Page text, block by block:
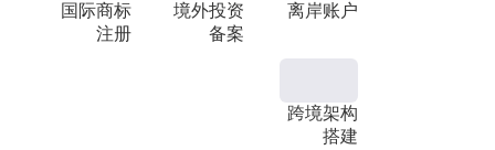
国际商标
注册
境外投资
备案
离岸账户
跨境架构
搭建